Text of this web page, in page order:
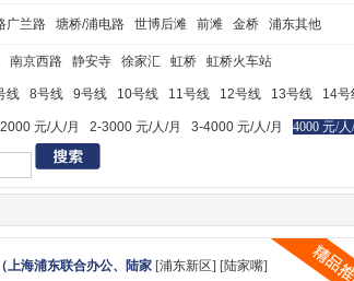
广兰路 塘桥/浦电路 世博后滩 前滩 金桥 浦东其他
南京西路 静安寺 徐家汇 虹桥 虹桥火车站
线 8号线 9号线 10号线 11号线 12号线 13号线 14号
元/人/月 2-3000 元/人/月 3-4000 元/人/月 4000 元/
上海浦东联合办公、陆家 [浦东新区] [陆家嘴]